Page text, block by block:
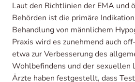
Laut den Richtlinien der EMA und
Behörden ist die primäre
Behandlung von männlichem
Praxis wird es zunehmend auch
etwa zur Verbesserung des
Wohlbefindens und der sexuellen
Ärzte haben festgestellt, dass